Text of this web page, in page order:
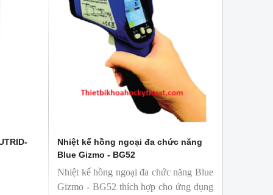
Nhiệt kế hồng ngoại đa chức năng
Blue Gizmo - BG52
Nhiệt kế hồng ngoại đa chức năng Blue
Gizmo - BG52 thích hợp cho ứng dụng